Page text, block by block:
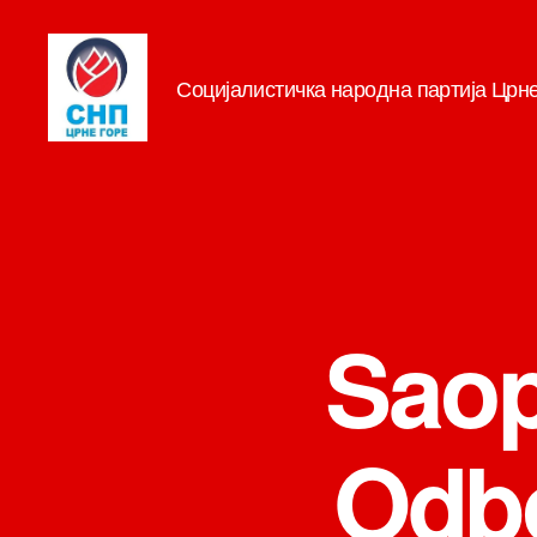
Социјалистичка народна партија